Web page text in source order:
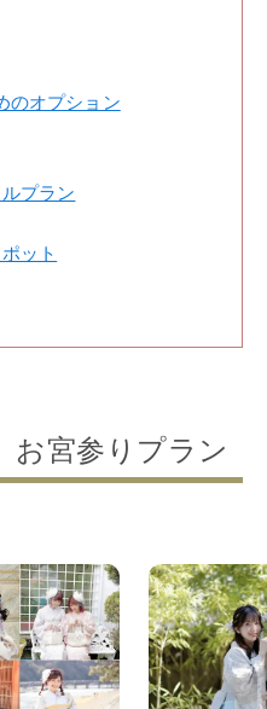
のオプション
プラン
ット
お宮参りプラン